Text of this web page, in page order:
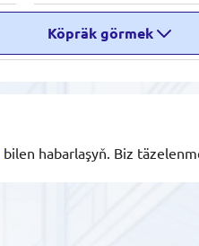
Köpräk görmek
bilen habarlaşyň. Biz